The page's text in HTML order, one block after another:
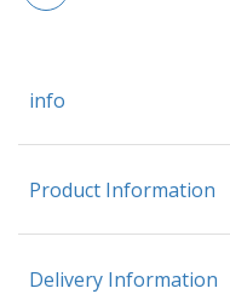
info
Product Information
Delivery Information